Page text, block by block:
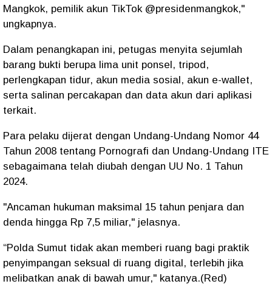
Mangkok, pemilik akun TikTok @presidenmangkok,"
ungkapnya.
Dalam penangkapan ini, petugas menyita sejumlah
barang bukti berupa lima unit ponsel, tripod,
perlengkapan tidur, akun media sosial, akun e-wallet,
serta salinan percakapan dan data akun dari aplikasi
terkait.
Para pelaku dijerat dengan Undang-Undang Nomor 44
Tahun 2008 tentang Pornografi dan Undang-Undang ITE
sebagaimana telah diubah dengan UU No. 1 Tahun
2024.
"Ancaman hukuman maksimal 15 tahun penjara dan
denda hingga Rp 7,5 miliar," jelasnya.
“Polda Sumut tidak akan memberi ruang bagi praktik
penyimpangan seksual di ruang digital, terlebih jika
melibatkan anak di bawah umur," katanya.(Red)